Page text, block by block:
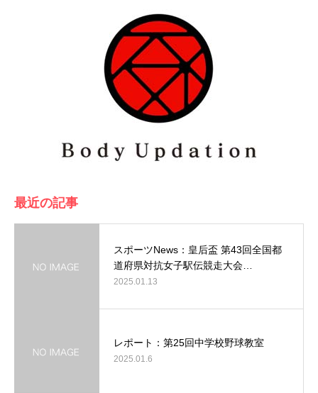
最近の記事
スポーツNews：皇后盃 第43回全国都
道府県対抗女子駅伝競走大会…
2025.01.13
レポート：第25回中学校野球教室
2025.01.6